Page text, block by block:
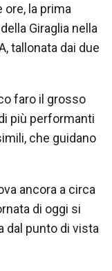
la prima
Giraglia nella
tallonata dai due
faro il grosso
più performanti
che guidano
ancora a circa
di oggi si
dal punto di vista